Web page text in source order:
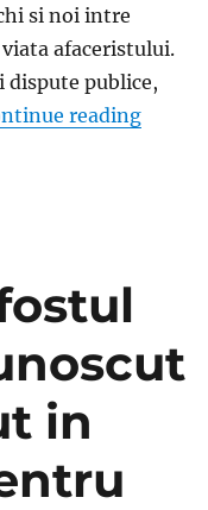
si noi intre
afaceristului.
publice,
reading
in